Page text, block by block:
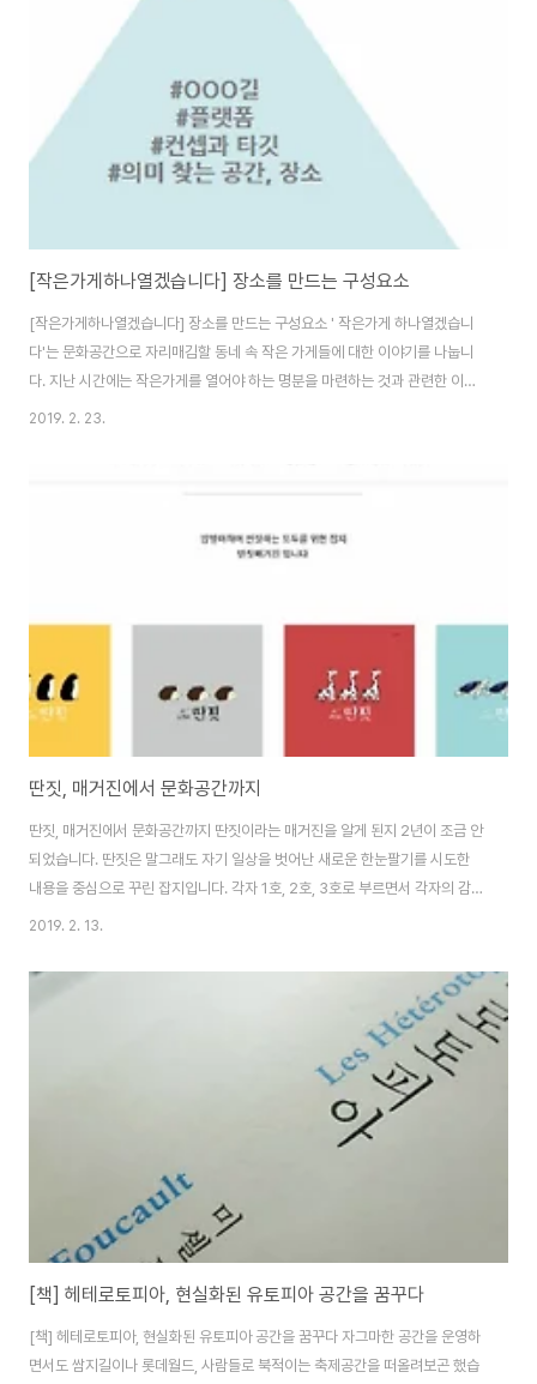
수 있는 가치가 계속해서 만들어지도록 어떻게 공간에 잘 뿌리내릴 수 있을 지
고민해야 합니다. 혹시나 건물주인과의 갈등 등 여러가지 내부/외부적인 요인
으로 이전을 하게 된다고 해도 ..
[작은가게하나열겠습니다] 장소를 만드는 구성요소
[작은가게하나열겠습니다] 장소를 만드는 구성요소 ' 작은가게 하나열겠습니
다'는 문화공간으로 자리매김할 동네 속 작은 가게들에 대한 이야기를 나눕니
다. 지난 시간에는 작은가게를 열어야 하는 명분을 마련하는 것과 관련한 이야
기를 좀 했습니다.(이전 글 보러 가기) 생각해보니 이전에 브런치에 써서 금상
적인 환경을 가지고 있습니다. 여기에 문화적 정서적 환경이 추가되고 사람과
2019. 2. 23.
딴짓, 매거진에서 문화공간까지
딴짓, 매거진에서 문화공간까지 딴짓이라는 매거진을 알게 된지 2년이 조금 안
되었습니다. 딴짓은 말그래도 자기 일상을 벗어난 새로운 한눈팔기를 시도한
내용을 중심으로 꾸린 잡지입니다. 각자 1호, 2호, 3호로 부르면서 각자의 감성
과 재능을 쏟아부어 만들어낸 독립출판잡지는 그동안 많은 발전이 있었나봅니
을 가져보기도 했었고(https://www.biroso.kr/765) 이들의 페이스북 페이
지의 글을 눈여겨 보며 지금까지 느슨한 친구관계로 있었습니다. 물론 이들은
제 존재를 모르겠지만요. 곧 다음주로 다가온 한겨레문화교육센터의 '작은가게
하나 열겠습니다.'강좌(https://www.biroso.kr/800)오픈될 가능성이 희박
2019. 2. 13.
[책] 헤테로토피아, 현실화된 유토피아 공간을 꿈꾸다
[책] 헤테로토피아, 현실화된 유토피아 공간을 꿈꾸다 자그마한 공간을 운영하
면서도 쌈지길이나 롯데월드, 사람들로 북적이는 축제공간을 떠올려보곤 했습